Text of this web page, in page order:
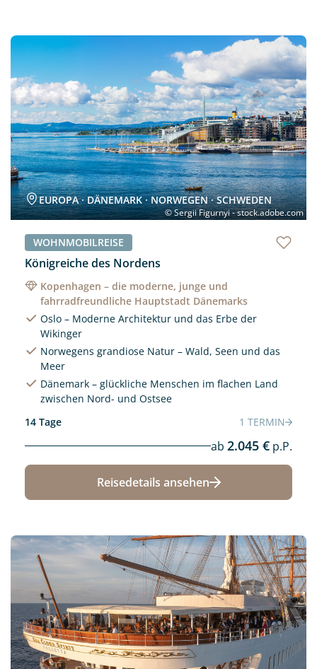
Neu
© Sergii Figurnyi - stock.adobe.com
EUROPA · DÄNEMARK · NORWEGEN · SCHWEDEN
WOHNMOBILREISE
Königreiche des Nordens
Kopenhagen – die moderne, junge und
fahrradfreundliche Hauptstadt Dänemarks
Oslo – Moderne Architektur und das Erbe der
Wikinger
Norwegens grandiose Natur – Wald, Seen und das
Meer
Dänemark – glückliche Menschen im flachen Land
zwischen Nord- und Ostsee
14 Tage
1 TERMIN
ab 2.045 € p.P.
Reisedetails ansehen
Neu